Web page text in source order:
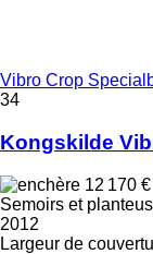
Vibro Crop
34
Kongskilde
12 170 €
Semoirs et
2012
Largeur de